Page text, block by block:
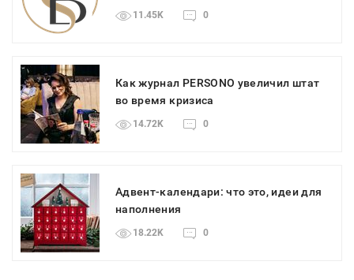
11.45K 0
Как журнал PERSONO увеличил штат
во время кризиса
14.72K 0
Адвент-календари: что это, идеи для
наполнения
18.22K 0